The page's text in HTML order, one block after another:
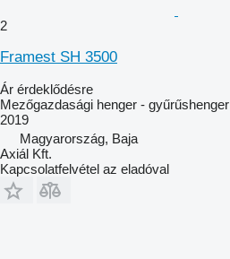
2
Framest SH 3500
Ár érdeklődésre
Mezőgazdasági henger - gyűrűshenger
2019
Magyarország, Baja
Axiál Kft.
Kapcsolatfelvétel az eladóval